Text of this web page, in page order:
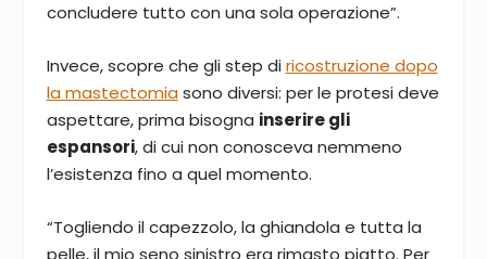
concludere tutto con una sola operazione”.
Invece, scopre che gli step diricostruzione dopo
la mastectomia sono diversi: per le protesi deve
aspettare, prima bisogna inserire gli
espansori, di cui non conosceva nemmeno
l’esistenza fino a quel momento.
“Togliendo il capezzolo, la ghiandola e tutta la